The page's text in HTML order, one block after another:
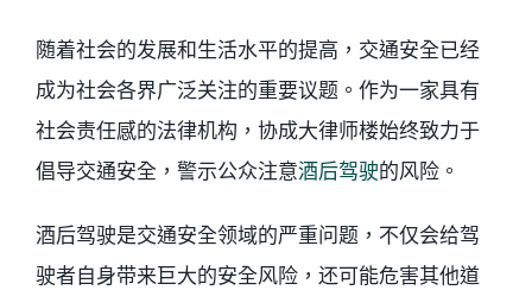
语言Languages
联络电话：(437) 990-0999
随着社会的发展和生活水平的提高，交通安全已经
成为社会各界广泛关注的重要议题。作为一家具有
社会责任感的法律机构，协成大律师楼始终致力于
倡导交通安全，警示公众注意酒后驾驶的风险。
酒后驾驶是交通安全领域的严重问题，不仅会给驾
驶者自身带来巨大的安全风险，还可能危害其他道